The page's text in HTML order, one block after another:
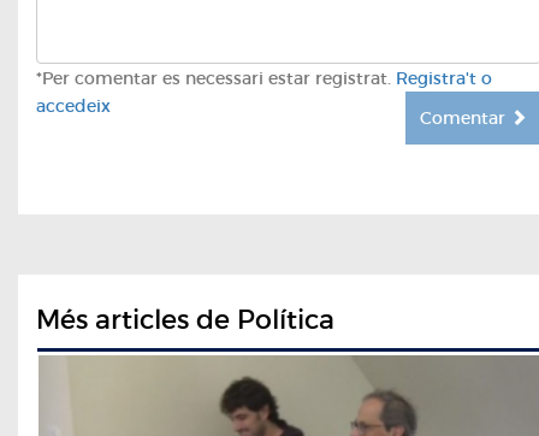
*Per comentar es necessari estar registrat. Registra't o
accedeix
Comentar
Més articles de Política